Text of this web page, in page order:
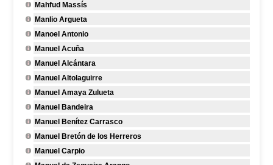
Mahfud Massís
Manlio Argueta
Manoel Antonio
Manuel Acuña
Manuel Alcántara
Manuel Altolaguirre
Manuel Amaya Zulueta
Manuel Bandeira
Manuel Benítez Carrasco
Manuel Bretón de los Herreros
Manuel Carpio